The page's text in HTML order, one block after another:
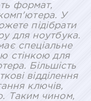
формат,
У
підібрати
для ноутбука.
спеціальне
стінкою для
Більшість
відділення
ключів,
Таким чином,